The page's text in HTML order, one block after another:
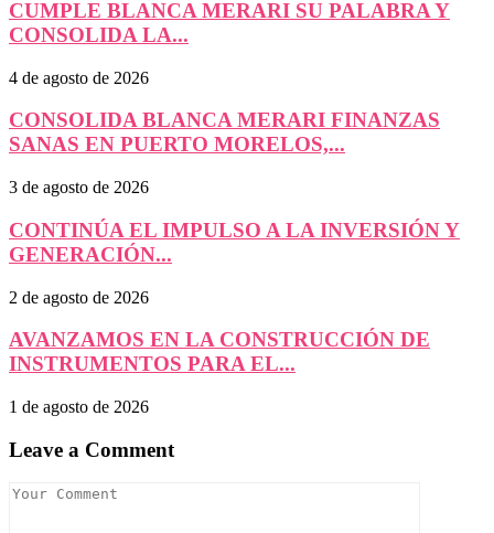
CUMPLE BLANCA MERARI SU PALABRA Y
CONSOLIDA LA...
4 de agosto de 2026
CONSOLIDA BLANCA MERARI FINANZAS
SANAS EN PUERTO MORELOS,...
3 de agosto de 2026
CONTINÚA EL IMPULSO A LA INVERSIÓN Y
GENERACIÓN...
2 de agosto de 2026
AVANZAMOS EN LA CONSTRUCCIÓN DE
INSTRUMENTOS PARA EL...
1 de agosto de 2026
Leave a Comment